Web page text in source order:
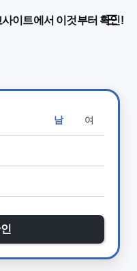
이트에서 이것부터 확인!
남 여